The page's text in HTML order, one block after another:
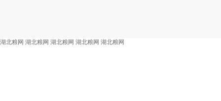
湖北粮网 湖北粮网 湖北粮网 湖北粮网 湖北粮网